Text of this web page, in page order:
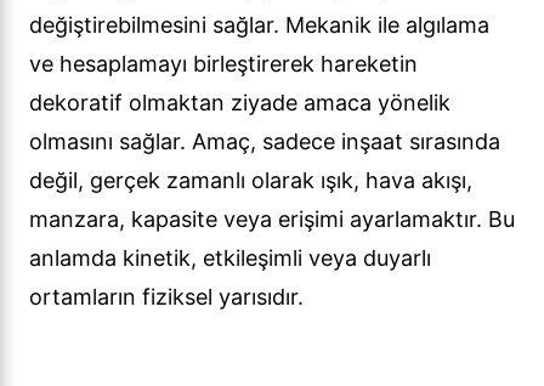
değiştirebilmesini sağlar. Mekanik ile algılama
ve hesaplamayı birleştirerek hareketin
dekoratif olmaktan ziyade amaca yönelik
olmasını sağlar. Amaç, sadece inşaat sırasında
değil, gerçek zamanlı olarak ışık, hava akışı,
manzara, kapasite veya erişimi ayarlamaktır. Bu
anlamda kinetik, etkileşimli veya duyarlı
ortamların fiziksel yarısıdır.